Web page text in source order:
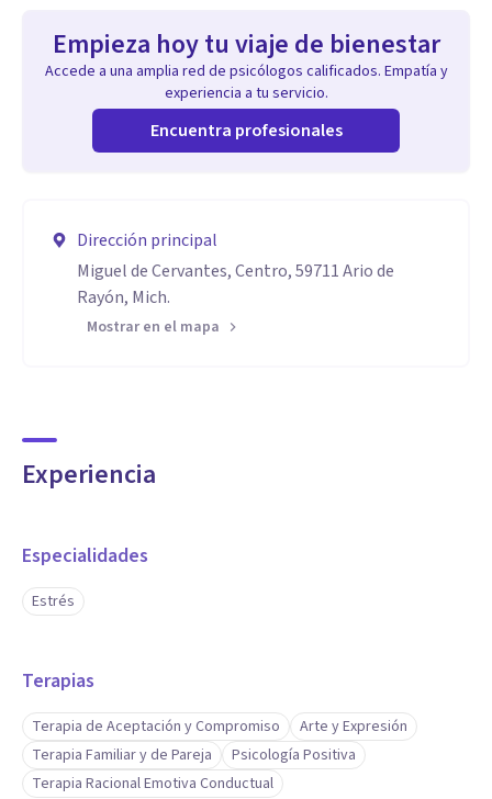
Empieza hoy tu viaje de bienestar
Accede a una amplia red de psicólogos calificados. Empatía y
experiencia a tu servicio.
Encuentra profesionales
Dirección principal
Miguel de Cervantes, Centro, 59711 Ario de
Rayón, Mich.
Mostrar en el mapa
Experiencia
Especialidades
Estrés
Terapias
Terapia de Aceptación y Compromiso
Arte y Expresión
Terapia Familiar y de Pareja
Psicología Positiva
Terapia Racional Emotiva Conductual